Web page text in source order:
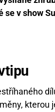
v show
kterou